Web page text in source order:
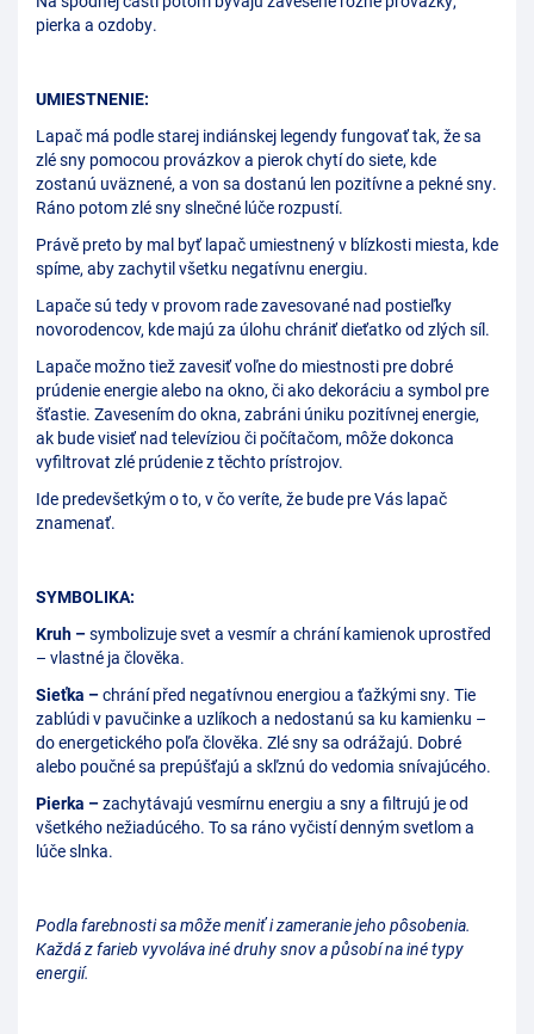
pierka a ozdoby.
UMIESTNENIE:
Lapač má podle starej indiánskej legendy fungovať tak, že sa
zlé sny pomocou provázkov a pierok chytí do siete, kde
zostanú uväznené, a von sa dostanú len pozitívne a pekné sny.
Ráno potom zlé sny slnečné lúče rozpustí.
Právě preto by mal byť lapač umiestnený v blízkosti miesta, kde
spíme, aby zachytil všetku negatívnu energiu.
Lapače sú tedy v provom rade zavesované nad postieľky
novorodencov, kde majú za úlohu chrániť dieťatko od zlých síl.
Lapače možno tiež zavesiť voľne do miestnosti pre dobré
prúdenie energie alebo na okno, či ako dekoráciu a symbol pre
šťastie. Zavesením do okna, zabráni úniku pozitívnej energie,
ak bude visieť nad televíziou či počítačom, môže dokonca
vyfiltrovat zlé prúdenie z těchto prístrojov.
Ide predevšetkým o to, v čo veríte, že bude pre Vás lapač
znamenať.
SYMBOLIKA:
Kruh –symbolizuje svet a vesmír a chrání kamienok uprostřed
– vlastné ja člověka.
Sieťka –chrání před negatívnou energiou a ťažkými sny. Tie
zablúdi v pavučinke a uzlíkoch a nedostanú sa ku kamienku –
do energetického poľa člověka. Zlé sny sa odrážajú. Dobré
alebo poučné sa prepúšťajú a skľznú do vedomia snívajúcého.
Pierka –zachytávajú vesmírnu energiu a sny a filtrujú je od
všetkého nežiadúcého. To sa ráno vyčistí denným svetlom a
lúče slnka.
Podla farebnosti sa môže meniť i zameranie jeho pôsobenia.
Každá z farieb vyvoláva iné druhy snov a působí na iné typy
energií.